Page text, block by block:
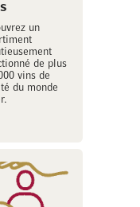
un
de plus
vins de
du monde